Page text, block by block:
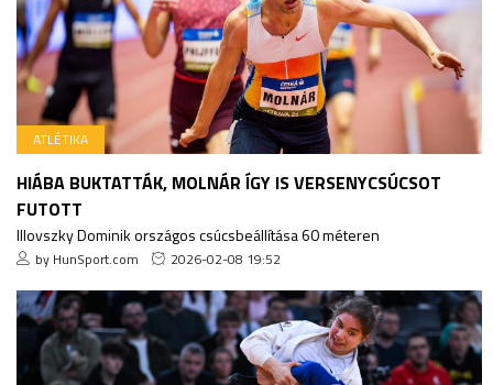
ATLÉTIKA
HIÁBA BUKTATTÁK, MOLNÁR ÍGY IS VERSENYCSÚCSOT
FUTOTT
Illovszky Dominik országos csúcsbeállítása 60 méteren
by HunSport.com 2026-02-08 19:52